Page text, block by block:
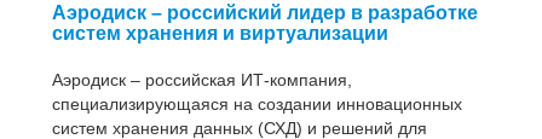
Аэродиск – российский лидер в разработке
систем хранения и виртуализации
Аэродиск – российская ИТ-компания,
специализирующаяся на создании инновационных
систем хранения данных (СХД) и решений для